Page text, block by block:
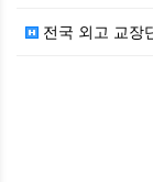
전국 외고 교장